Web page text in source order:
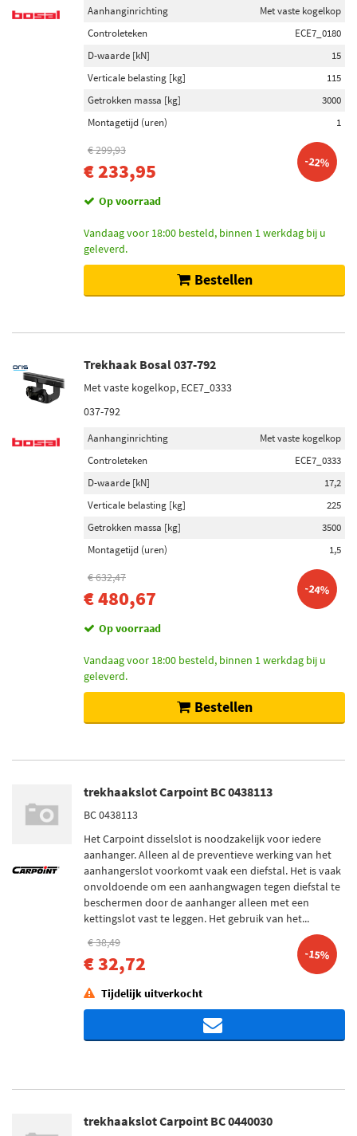
Aanhanginrichting
Met vaste kogelkop
Controleteken
ECE7_0180
D-waarde [kN]
15
Verticale belasting [kg]
115
Getrokken massa [kg]
3000
Montagetijd (uren)
1
€ 299,93
€ 233,95 -22%
Op voorraad
Vandaag voor 18:00 besteld, binnen 1 werkdag bij u
geleverd.
Bestellen
Trekhaak Bosal 037-792
Met vaste kogelkop, ECE7_0333
037-792
Aanhanginrichting
Met vaste kogelkop
Controleteken
ECE7_0333
D-waarde [kN]
17,2
Verticale belasting [kg]
225
Getrokken massa [kg]
3500
Montagetijd (uren)
1,5
€ 632,47
€ 480,67 -24%
Op voorraad
Vandaag voor 18:00 besteld, binnen 1 werkdag bij u
geleverd.
Bestellen
trekhaakslot Carpoint BC 0438113
BC 0438113
Het Carpoint disselslot is noodzakelijk voor iedere
aanhanger. Alleen al de preventieve werking van het
aanhangerslot voorkomt vaak een diefstal. Het is vaak
onvoldoende om een aanhangwagen tegen diefstal te
beschermen door de aanhanger alleen met een
kettingslot vast te leggen. Het gebruik van het...
€ 38,49
€ 32,72 -15%
Tijdelijk uitverkocht
trekhaakslot Carpoint BC 0440030